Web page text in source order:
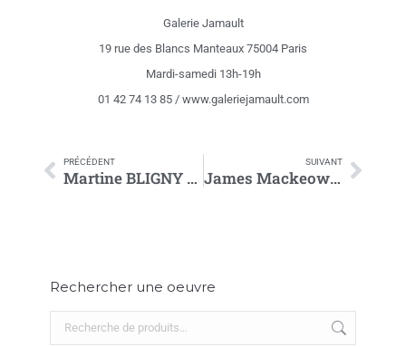
Galerie Jamault
19 rue des Blancs Manteaux 75004 Paris
Mardi-samedi 13h-19h
01 42 74 13 85 / www.galeriejamault.com
PRÉCÉDENT
Martine BLIGNY – Tempera
SUIVANT
James Mackeown à la galerie Jamault
Rechercher une oeuvre